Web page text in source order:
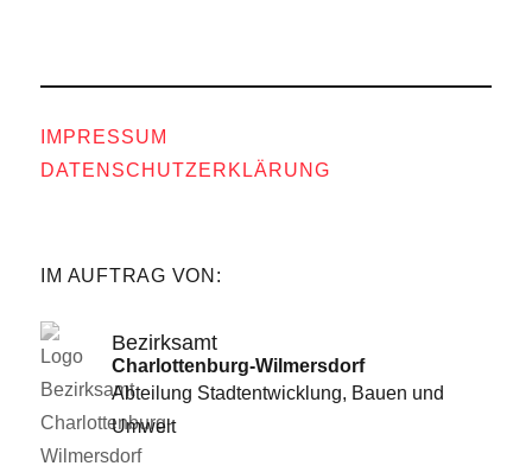
IMPRESSUM
DATENSCHUTZERKLÄRUNG
IM AUFTRAG VON:
Bezirksamt
Charlottenburg-Wilmersdorf
Abteilung Stadtentwicklung, Bauen und
Umwelt